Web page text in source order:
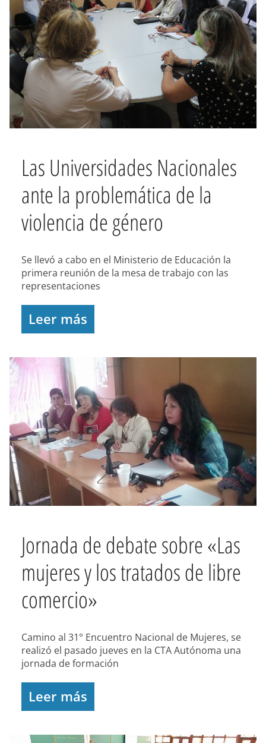
Las Universidades Nacionales
ante la problemática de la
violencia de género
Se llevó a cabo en el Ministerio de Educación la
primera reunión de la mesa de trabajo con las
representaciones
Leer más
Jornada de debate sobre «Las
mujeres y los tratados de libre
comercio»
Camino al 31° Encuentro Nacional de Mujeres, se
realizó el pasado jueves en la CTA Autónoma una
jornada de formación
Leer más